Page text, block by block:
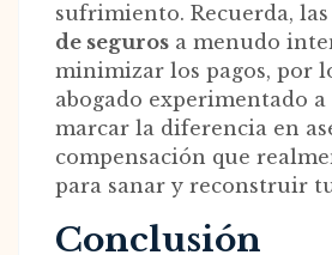
sufrimiento. Recuerda, las
de seguros a menudo
minimizar los pagos, por
abogado experimentado
marcar la diferencia en
compensación que
para sanar y reconstruir
Conclusión